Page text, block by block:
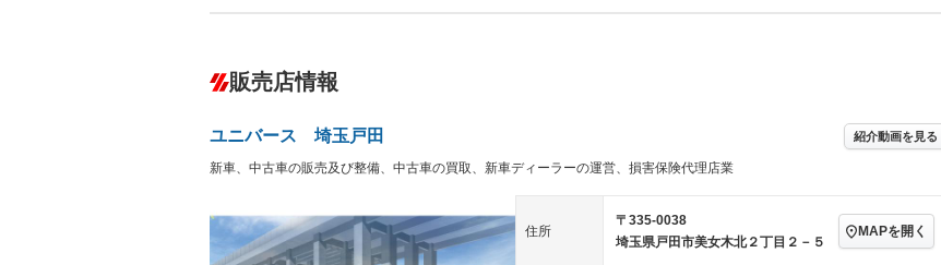
－ ダウンヒルアシストコントロール
Bluetooth接続 センターデフロック
装備略号／用語解説
オーディオ：CDまたはCDチェンジャー
－
ヘッドライトウォッシャ
ー
キーレス
LEDヘッドランプ － HID(キセノンライト) － ポータブルナビ
ETC － エアロ スマートキー ローダウン
－ ランフラットタイヤ パワーシート 3列シート － ベンチシート
販売店情報
ユニバース 埼玉戸田 紹介動画を見る
新車、中古車の販売及び整備、中古車の買取、新車ディーラーの運営、損害保険代理店業
住所
〒335-0038
埼玉県戸田市美女木北２丁目２－５
MAPを開く